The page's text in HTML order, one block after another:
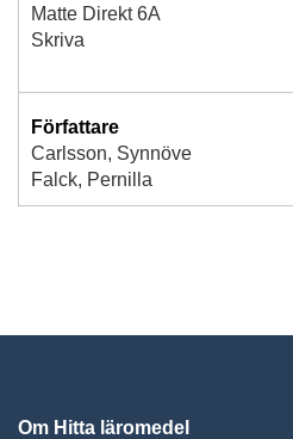
Matte Direkt 6A
Skriva
Författare
Carlsson, Synnöve
Falck, Pernilla
Om Hitta läromedel